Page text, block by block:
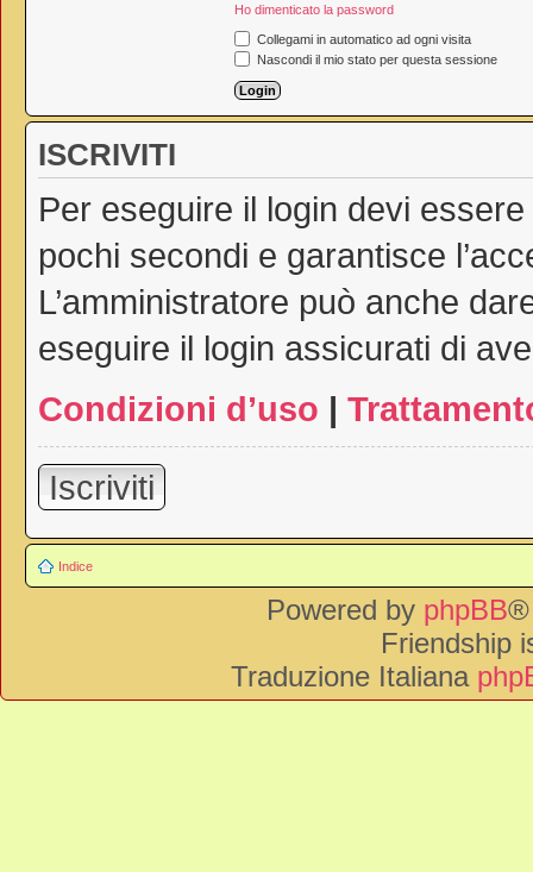
Ho dimenticato la password
Collegami in automatico ad ogni visita
Nascondi il mio stato per questa sessione
ISCRIVITI
Per eseguire il login devi
pochi secondi e garantisce
L’amministratore può anche
eseguire il login assicurati di
Condizioni d’uso |
Iscriviti
Indice
Powered by phpBB®
Friendship
Traduzione Italiana